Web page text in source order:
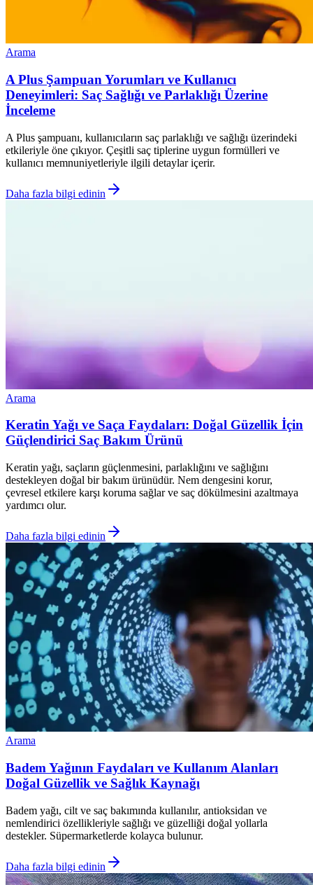
Arama
A Plus Şampuan Yorumları ve Kullanıcı
Deneyimleri: Saç Sağlığı ve Parlaklığı Üzerine
İnceleme
A Plus şampuanı, kullanıcıların saç parlaklığı ve sağlığı üzerindeki
etkileriyle öne çıkıyor. Çeşitli saç tiplerine uygun formülleri ve
kullanıcı memnuniyetleriyle ilgili detaylar içerir.
Daha fazla bilgi edinin
Arama
Keratin Yağı ve Saça Faydaları: Doğal Güzellik İçin
Güçlendirici Saç Bakım Ürünü
Keratin yağı, saçların güçlenmesini, parlaklığını ve sağlığını
destekleyen doğal bir bakım ürünüdür. Nem dengesini korur,
çevresel etkilere karşı koruma sağlar ve saç dökülmesini azaltmaya
yardımcı olur.
Daha fazla bilgi edinin
Arama
Badem Yağının Faydaları ve Kullanım Alanları
Doğal Güzellik ve Sağlık Kaynağı
Badem yağı, cilt ve saç bakımında kullanılır, antioksidan ve
nemlendirici özellikleriyle sağlığı ve güzelliği doğal yollarla
destekler. Süpermarketlerde kolayca bulunur.
Daha fazla bilgi edinin